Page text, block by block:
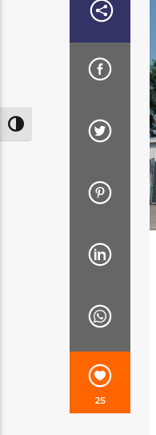
Keuze voor hoog contrast
25